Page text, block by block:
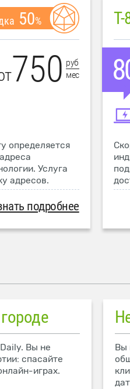
50%
750 руб
мес
определяется
Услуга
адресов.
подробнее
Вы не
спасайте
играх.
Вы